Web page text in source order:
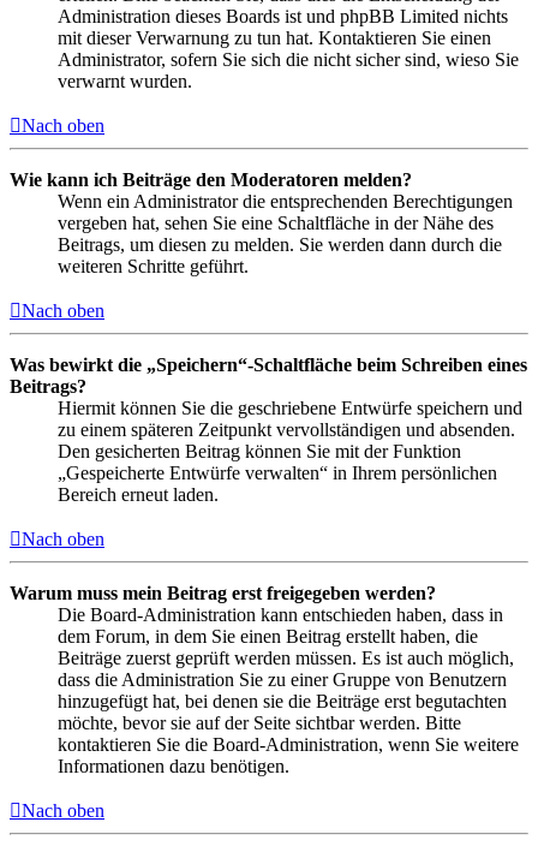
Administration dieses Boards ist und phpBB Limited nichts
mit dieser Verwarnung zu tun hat. Kontaktieren Sie einen
Administrator, sofern Sie sich die nicht sicher sind, wieso Sie
verwarnt wurden.
Nach oben
Wie kann ich Beiträge den Moderatoren melden?
Wenn ein Administrator die entsprechenden Berechtigungen
vergeben hat, sehen Sie eine Schaltfläche in der Nähe des
Beitrags, um diesen zu melden. Sie werden dann durch die
weiteren Schritte geführt.
Nach oben
Was bewirkt die „Speichern“-Schaltfläche beim Schreiben eines
Beitrags?
Hiermit können Sie die geschriebene Entwürfe speichern und
zu einem späteren Zeitpunkt vervollständigen und absenden.
Den gesicherten Beitrag können Sie mit der Funktion
„Gespeicherte Entwürfe verwalten“ in Ihrem persönlichen
Bereich erneut laden.
Nach oben
Warum muss mein Beitrag erst freigegeben werden?
Die Board-Administration kann entschieden haben, dass in
dem Forum, in dem Sie einen Beitrag erstellt haben, die
Beiträge zuerst geprüft werden müssen. Es ist auch möglich,
dass die Administration Sie zu einer Gruppe von Benutzern
hinzugefügt hat, bei denen sie die Beiträge erst begutachten
möchte, bevor sie auf der Seite sichtbar werden. Bitte
kontaktieren Sie die Board-Administration, wenn Sie weitere
Informationen dazu benötigen.
Nach oben